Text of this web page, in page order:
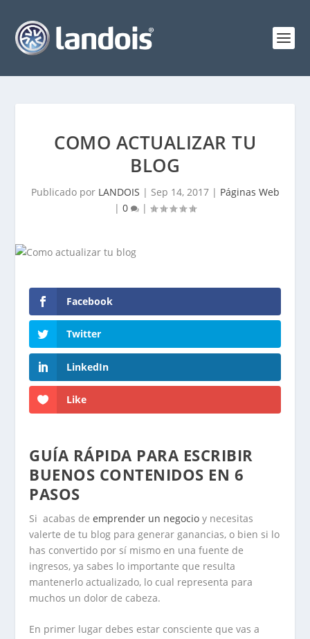
COMO ACTUALIZAR TU
BLOG
Publicado por LANDOIS | Sep 14, 2017| Páginas Web
| 0 |
Facebook
Twitter
LinkedIn
Like
GUÍA RÁPIDA PARA ESCRIBIR
BUENOS CONTENIDOS EN 6
PASOS
Si acabas deemprender un negocio y necesitas
valerte de tu blog para generar ganancias, o bien si lo
has convertido por sí mismo en una fuente de
ingresos, ya sabes lo importante que resulta
mantenerlo actualizado, lo cual representa para
muchos un dolor de cabeza.
En primer lugar debes estar consciente que vas a